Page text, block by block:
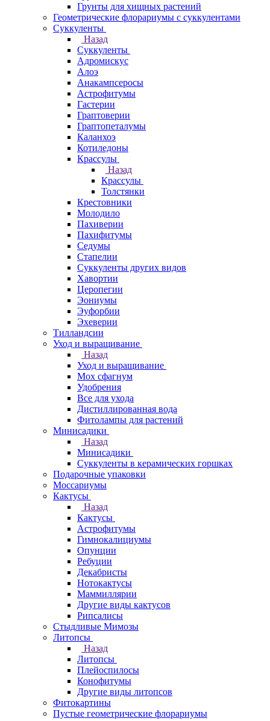
Грунты для хищных растений
Геометрические флорариумы с суккулентами
Суккуленты
Назад
Суккуленты
Адромискус
Алоэ
Анакампсеросы
Астрофитумы
Гастерии
Граптоверии
Граптопеталумы
Каланхоэ
Котиледоны
Крассулы
Назад
Крассулы
Толстянки
Крестовники
Молодило
Пахиверии
Пахифитумы
Седумы
Стапелии
Суккуленты других видов
Хавортии
Церопегии
Эониумы
Эуфорбии
Эхеверии
Тилландсии
Уход и выращивание
Назад
Уход и выращивание
Мох сфагнум
Удобрения
Все для ухода
Дистиллированная вода
Фитолампы для растений
Минисадики
Назад
Минисадики
Суккуленты в керамических горшках
Подарочные упаковки
Моссариумы
Кактусы
Назад
Кактусы
Астрофитумы
Гимнокалициумы
Опунции
Ребуции
Декабристы
Нотокактусы
Маммиллярии
Другие виды кактусов
Рипсалисы
Стыдливые Мимозы
Литопсы
Назад
Литопсы
Плейоспилосы
Конофитумы
Другие виды литопсов
Фитокартины
Пустые геометрические флорариумы